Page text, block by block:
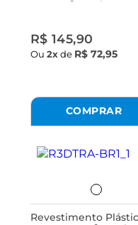
Face 1M² - 4 Placas
R$ 145,90
Ou 2xde R$ 72,95
Revestimento